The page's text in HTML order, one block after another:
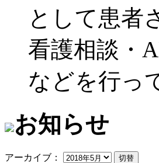
として患者
看護相談・
などを行っ
お知らせ
アーカイブ：